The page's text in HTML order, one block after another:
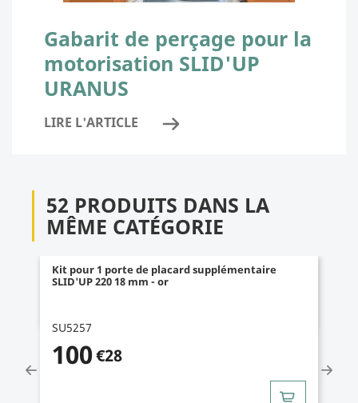
Gabarit de perçage pour la
motorisation SLID'UP
URANUS
LIRE L'ARTICLE
52 PRODUITS DANS LA
MÊME CATÉGORIE
Kit pour 1 porte de placard supplémentaire
SLID'UP 220 18 mm - or
SU5257
100€28